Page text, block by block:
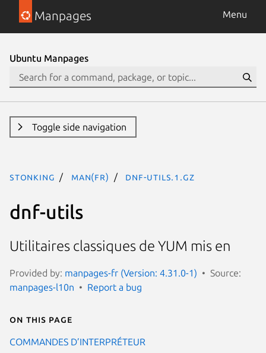
Manpages Menu
Ubuntu Manpages
Toggle side navigation
stonking man(fr) dnf-utils.1.gz
dnf-utils
Utilitaires classiques de YUM mis en
Provided by: manpages-fr (Version: 4.31.0-1)
Source:
manpages-l10n
Report a bug
On this page
COMMANDES D’INTERPRÉTEUR